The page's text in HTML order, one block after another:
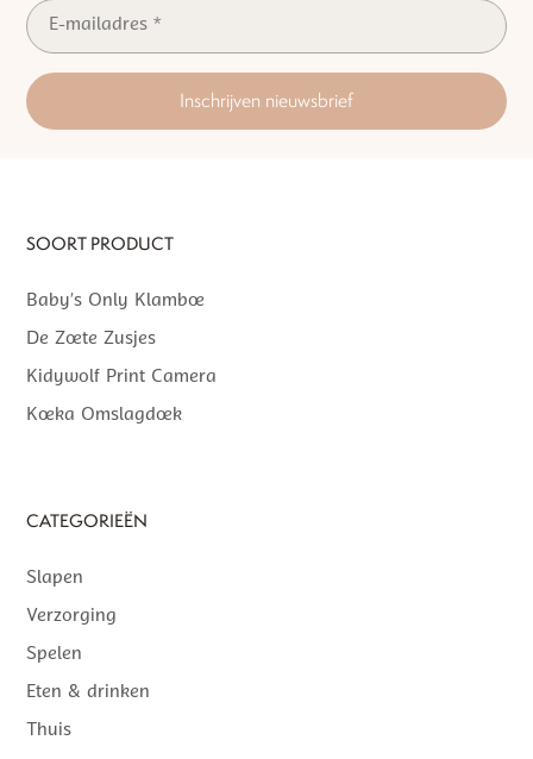
Inschrijven nieuwsbrief
SOORT PRODUCT
Baby’s Only Klamboe
De Zoete Zusjes
Kidywolf Print Camera
Koeka Omslagdoek
CATEGORIEËN
Slapen
Verzorging
Spelen
Eten & drinken
Thuis